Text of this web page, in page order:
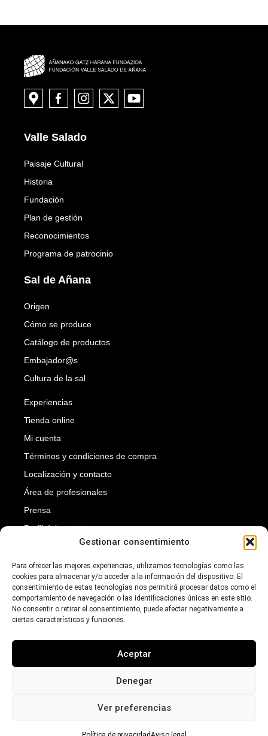
Gestionar consentimiento
Para ofrecer las mejores experiencias, utilizamos tecnologías como las
cookies para almacenar y/o acceder a la información del dispositivo. El
consentimiento de estas tecnologías nos permitirá procesar datos como el
comportamiento de navegación o las identificaciones únicas en este sitio.
No consentir o retirar el consentimiento, puede afectar negativamente a
ciertas características y funciones.
Aceptar
Denegar
Ver preferencias
Valle Salado
Paisaje Cultural
Historia
Fundación
Plan de gestión
Reconocimientos
Programa de patrocinio
Sal de Añana
Origen
Cómo se produce
Catálogo de productos
Embajador@s
Cultura de la sal
Experiencias
Tienda online
Mi cuenta
Términos y condiciones de compra
Localización y contacto
Área de profesionales
Prensa
Perfil del contratante
Suscríbete a nuestra newsletter para recibir nuestras
novedades.
Introduce tu dirección de e-mail para suscribirte
Política de privacidad
Política de cookies